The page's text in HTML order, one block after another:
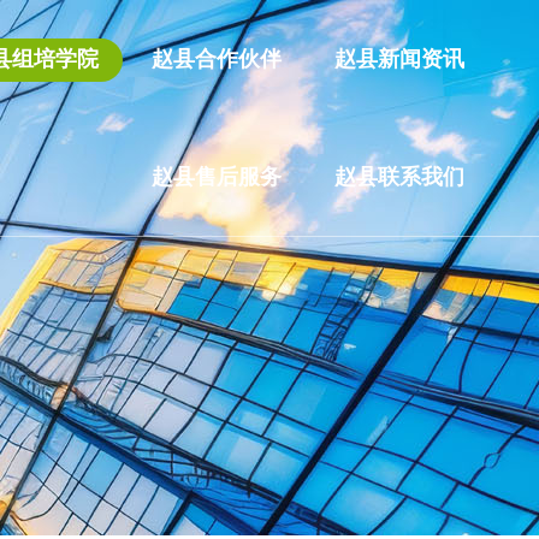
组培学院 赵县合作伙伴 赵县新闻资讯
赵县售后服务 赵县联系我们